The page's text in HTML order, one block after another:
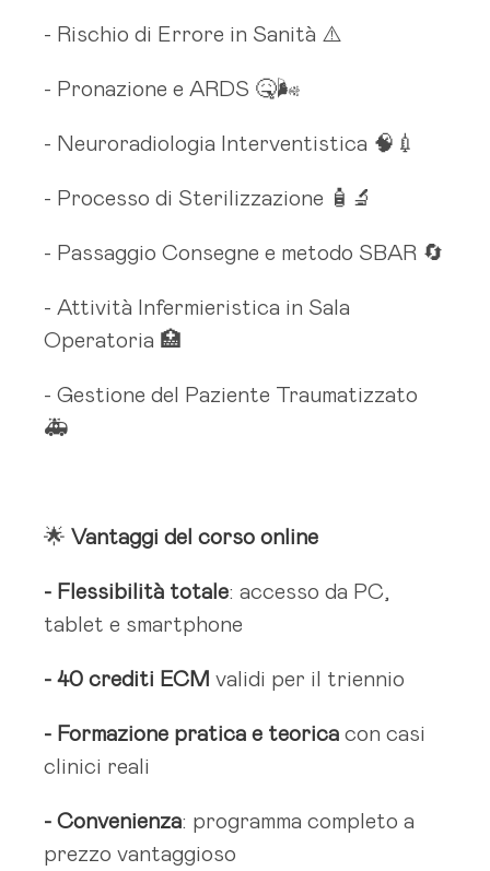
- Rischio di Errore in Sanità ⚠️
- Pronazione e ARDS 🤒🌬️
- Neuroradiologia Interventistica 🧠💉
- Processo di Sterilizzazione 🧴🔬
- Passaggio Consegne e metodo SBAR 🔄
- Attività Infermieristica in Sala
Operatoria 🏥
- Gestione del Paziente Traumatizzato
🚑
🌟 Vantaggi del corso online
- Flessibilità totale: accesso da PC,
tablet e smartphone
- 40 crediti ECM validi per il triennio
- Formazione pratica e teorica con casi
clinici reali
- Convenienza: programma completo a
prezzo vantaggioso